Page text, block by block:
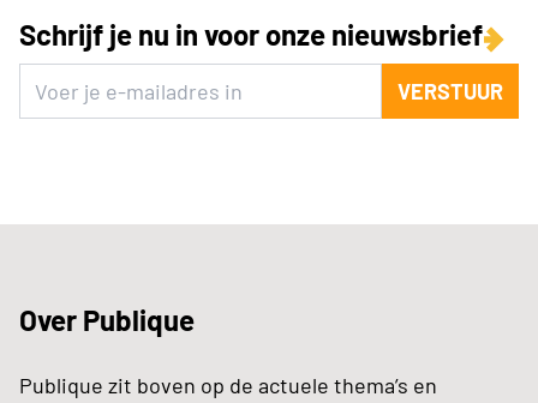
Schrijf je nu in voor onze nieuwsbrief
VERSTUUR
Over Publique
Publique zit boven op de actuele thema’s en